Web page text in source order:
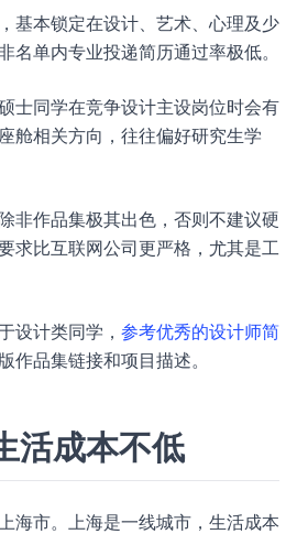
基本锁定在设计、艺术、心理及少
名单内专业投递简历通过率极低。
士同学在竞争设计主设岗位时会有
舱相关方向，往往偏好研究生学
非作品集极其出色，否则不建议硬
求比互联网公司更严格，尤其是工
设计类同学， 参考优秀的设计师简
作品集链接和项目描述。
活成本不低
海市。上海是一线城市，生活成本